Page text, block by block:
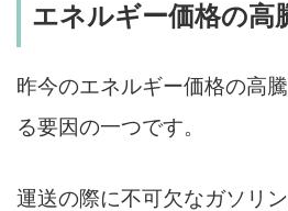
エネルギー価格の高
昨今のエネルギー価格の高
る要因の一つです。
運送の際に不可欠なガソリ